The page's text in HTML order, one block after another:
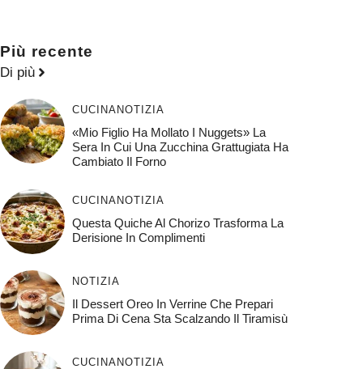
Più recente
Di più
CUCINANOTIZIA
«Mio Figlio Ha Mollato I Nuggets» La
Sera In Cui Una Zucchina Grattugiata Ha
Cambiato Il Forno
CUCINANOTIZIA
Questa Quiche Al Chorizo ​​trasforma La
Derisione In Complimenti
NOTIZIA
Il Dessert Oreo In Verrine Che Prepari
Prima Di Cena Sta Scalzando Il Tiramisù
CUCINANOTIZIA